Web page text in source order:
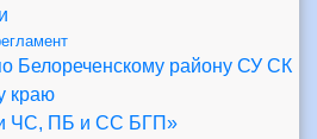
Белореченскому району СУ СК
краю
ЧС, ПБ и СС БГП»